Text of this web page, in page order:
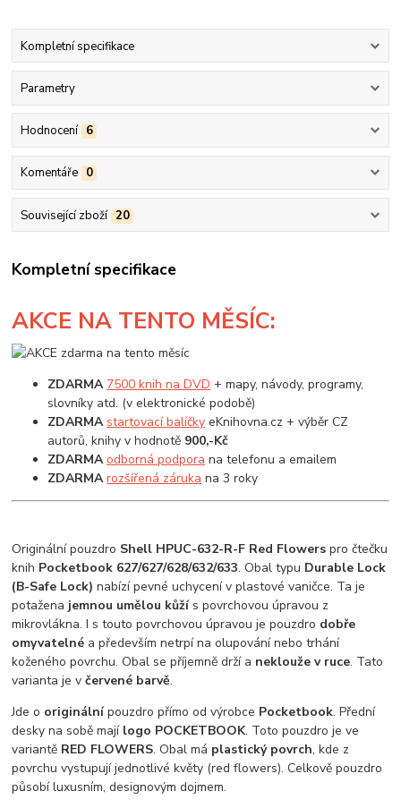
Kompletní specifikace
Parametry
Hodnocení 6
Komentáře 0
Související zboží 20
Kompletní specifikace
AKCE NA TENTO MĚSÍC:
ZDARMA 7500 knih na DVD + mapy, návody, programy,
slovníky atd. (v elektronické podobě)
ZDARMA startovací balíčky eKnihovna.cz + výběr CZ
autorů, knihy v hodnotě 900,-Kč
ZDARMA odborná podpora na telefonu a emailem
ZDARMA rozšířená záruka na 3 roky
Originální pouzdro Shell HPUC-632-R-F Red Flowers pro čtečku
knih Pocketbook 627/627/628/632/633. Obal typu Durable Lock
(B-Safe Lock) nabízí pevné uchycení v plastové vaničce. Ta je
potažena jemnou umělou kůžís povrchovou úpravou z
mikrovlákna. I s touto povrchovou úpravou je pouzdro dobře
omyvatelné a především netrpí na olupování nebo trhání
koženého povrchu. Obal se příjemně drží a neklouže v ruce. Tato
varianta je včervené barvě.
Jde o originálnípouzdro přímo od výrobce Pocketbook. Přední
desky na sobě mají logo POCKETBOOK. Toto pouzdro je ve
variantě RED FLOWERS. Obal má plastický povrch, kde z
povrchu vystupují jednotlivé květy (red flowers). Celkově pouzdro
působí luxusním, designovým dojmem.